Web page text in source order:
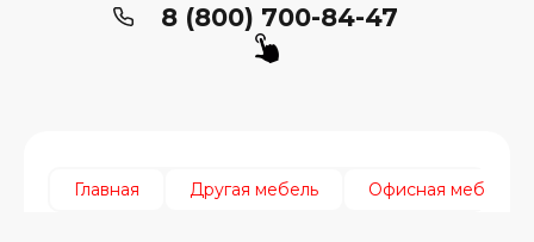
8 (800) 700-84-47
Главная Другая мебель Офисная мебель